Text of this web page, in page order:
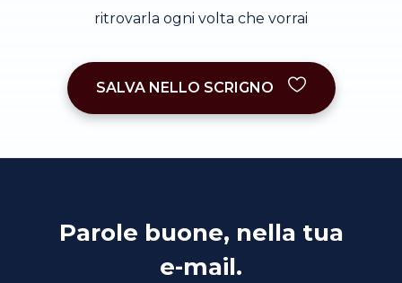
ritrovarla ogni volta che vorrai
SALVA NELLO SCRIGNO
Parole buone, nella tua
e-mail.